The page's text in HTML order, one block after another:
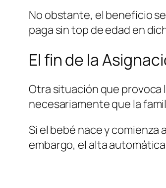
No obstante, el beneficio
paga sin top de edad en
El fin de la
Otra situación que provoca
necesariamente que la
Si el bebé nace y
embargo, el alta